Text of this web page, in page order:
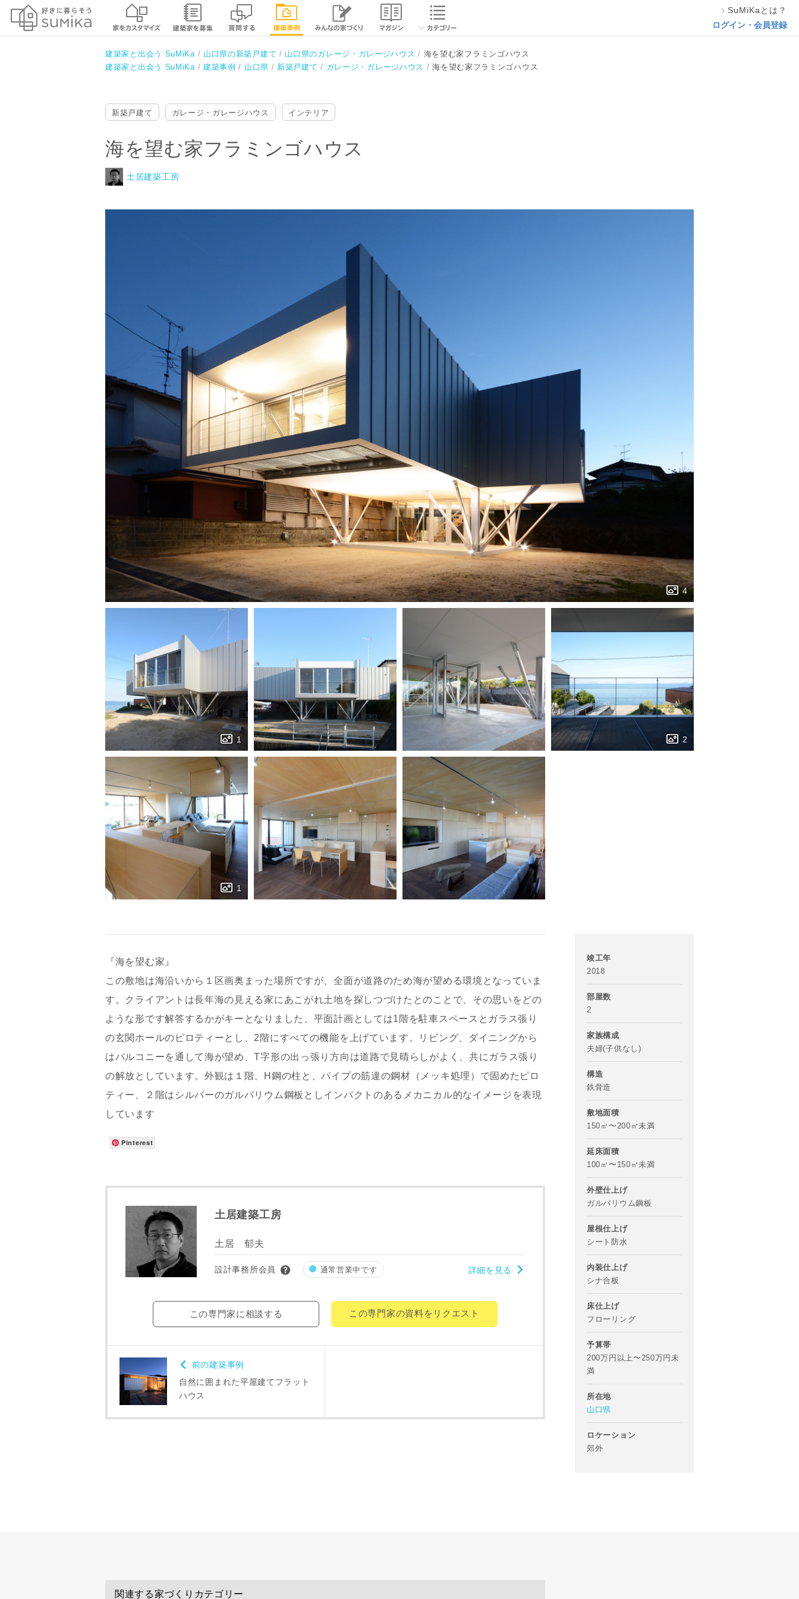
閉じる
SuMiKaとは？
ログイン・会員登録
建築家と出会う SuMiKa 山口県の新築戸建て 山口県のガレージ・ガレージハウス
海を望む家フラミンゴハウス
建築家と出会う SuMiKa
建築事例 山口県 新築戸建て ガレージ・ガレージハウス 海を望む家フラミンゴハウス
海を望む家フラミンゴハウス
土居建築工房
新築戸建て ガレージ・ガレージハウス インテリア
海を望む家フラミンゴハウス
土居建築工房
『海を望む家』
この敷地は海沿いから１区画奥まった場所ですが、全面が道路のため海が望める環境となっていま
す。クライアントは長年海の見える家にあこがれ土地を探しつづけたとのことで、その思いをどの
ような形です解答するかがキーとなりました、平面計画としては1階を駐車スペースとガラス張り
の玄関ホールのピロティーとし、2階にすべての機能を上げています。リビング、ダイニングから
はバルコニーを通して海が望め、T字形の出っ張り方向は道路で見晴らしがよく、共にガラス張り
の解放としています。外観は１階、H鋼の柱と、パイプの筋違の鋼材（メッキ処理）で固めたピロ
ティー、２階はシルバーのガルバリウム鋼板としインパクトのあるメカニカル的なイメージを表現
しています
Pinterest
土居建築工房
土居 郁夫
設計事務所会員 通常営業中です 詳細を見る
この専門家に相談する この専門家の資料をリクエスト
前の建築事例
自然に囲まれた平屋建てフラット
ハウス
竣工年
2018
部屋数
2
家族構成
夫婦(子供なし)
構造
鉄骨造
敷地面積
150㎡〜200㎡未満
延床面積
100㎡〜150㎡未満
外壁仕上げ
ガルバリウム鋼板
屋根仕上げ
シート防水
内装仕上げ
シナ合板
床仕上げ
フローリング
予算帯
200万円以上〜250万円未
満
所在地
山口県
ロケーション
郊外
関連する家づくりカテゴリー
お名前
メールアドレス
番地、建物名
建築予定地
希望の予算
当社はお客様からいただいた個人情報を，お客様が指定された専門家へ提供すること、または当社サービ